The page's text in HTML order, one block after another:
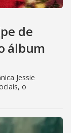
de
álbum
Jessie
o